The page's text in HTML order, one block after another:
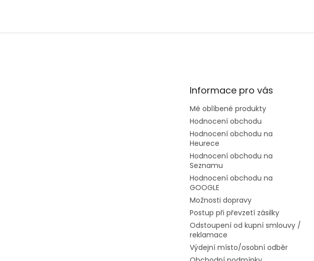
Informace pro vás
Mé oblíbené produkty
Hodnocení obchodu
Hodnocení obchodu na
Heurece
Hodnocení obchodu na
Seznamu
Hodnocení obchodu na
GOOGLE
Možnosti dopravy
Postup při převzetí zásilky
Odstoupení od kupní smlouvy /
reklamace
Výdejní místo/osobní odběr